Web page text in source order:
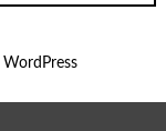
WordPress